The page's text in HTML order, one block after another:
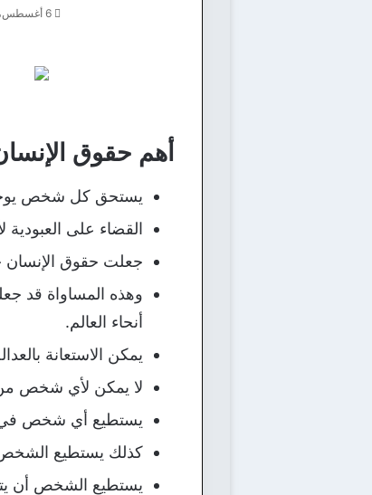
6 أغسطس، 2026
أهم حقوق
يستحق كل شخص
القضاء على
جعلت حقوق الإنسان
وهذه المساواة قد
أنحاء العالم.
يمكن الاستعانة
لا يمكن لأي شخص
يستطيع أي شخص في
كذلك يستطيع الشخص
يستطيع الشخص أن